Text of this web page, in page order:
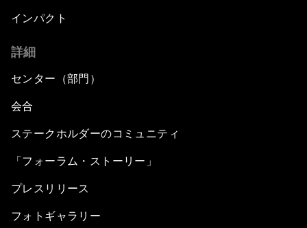
インパクト
詳細
センター（部門）
会合
ステークホルダーのコミュニティ
「フォーラム・ストーリー」
プレスリリース
フォトギャラリー